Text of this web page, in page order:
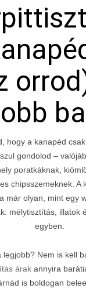
hogy a kanapéd
gondolod –
poratkáknak,
chipsszemeknek. A
már olyan, mint egy
mélytisztítás, illatok
egyben.
legjobb? Nem is kell
árak annyira
is boldogan